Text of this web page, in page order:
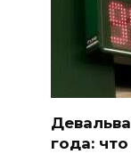
года: